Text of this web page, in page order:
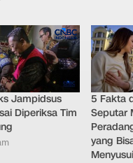
Jampidsus
Diperiksa Tim
5 Fakta
Seputar
yang
Menyusui